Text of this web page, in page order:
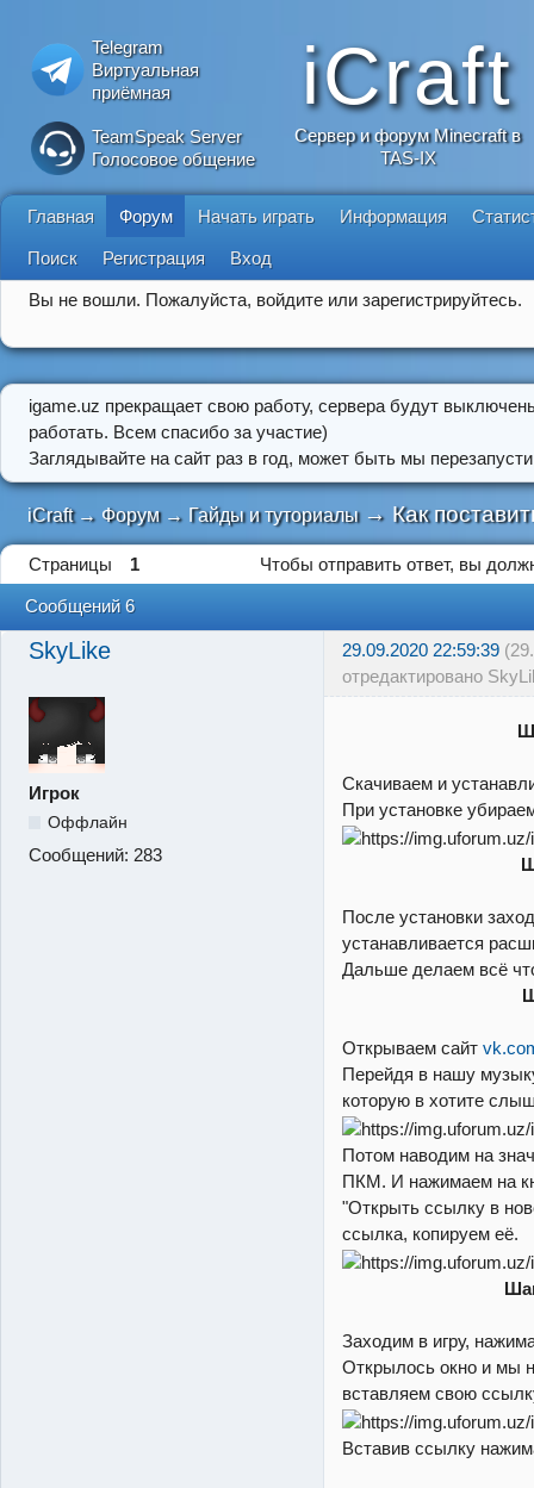
Telegram
Виртуальная
приёмная
TeamSpeak Server
Голосовое общение
iCraft
Сервер и форум Minecraft в
TAS-IX
Главная Форум Начать играть Информация
Поиск Регистрация Вход
Вы не вошли. Пожалуйста, войдите или зарегистрируйтесь.
igame.uz прекращает свою работу, сервера будут
работать. Всем спасибо за участие)
Заглядывайте на сайт раз в год, может быть мы
iCraft → Форум → Гайды и туториалы → Как
Страницы 1 Чтобы отправить ответ, вы
Сообщений 6
SkyLike 29.09.2020 22:59:39
отредактировано
Игрок
Оффлайн
Сообщений: 283
Скачиваем и
При установке
После установки
устанавливается
Дальше делаем всё
Открываем сайт
Перейдя в нашу
которую в хотите
Потом наводим на
ПКМ. И нажимаем на
"Открыть ссылку в
ссылка, копируем её.
Заходим в игру,
Открылось окно и мы
вставляем свою
Вставив ссылку